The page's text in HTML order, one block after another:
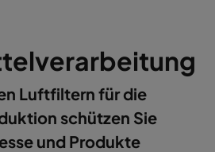
Luftfiltern für die
schützen Sie
und Produkte